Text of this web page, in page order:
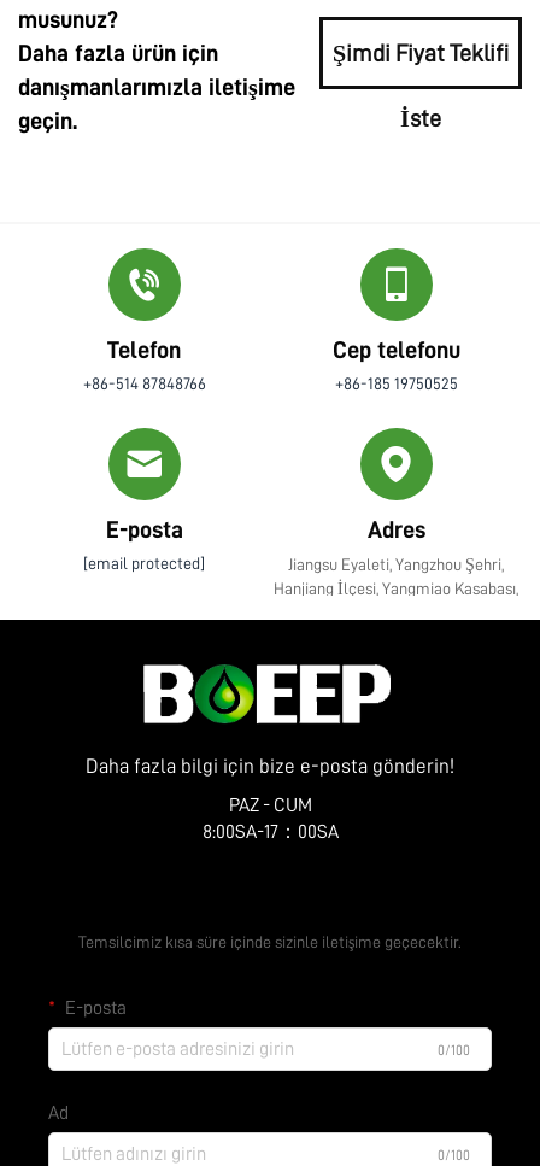
musunuz?
Daha fazla ürün için
danışmanlarımızla iletişime
geçin.
Şimdi Fiyat Teklifi
İste
Telefon
+86-514 87848766
Cep telefonu
+86-185 19750525
E-posta
[email protected]
Adres
Jiangsu Eyaleti, Yangzhou Şehri,
Hanjiang İlçesi, Yangmiao Kasabası,
Daha fazla bilgi için bize e-posta gönderin!
PAZ - CUM
8:00SA-17：00SA
Temsilcimiz kısa süre içinde sizinle iletişime geçecektir.
E-posta
0/100
Ad
0/100